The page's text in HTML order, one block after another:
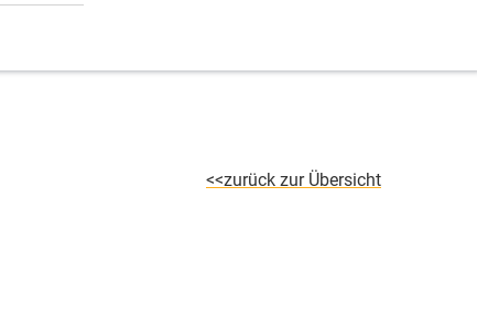
zurück zur Übersicht